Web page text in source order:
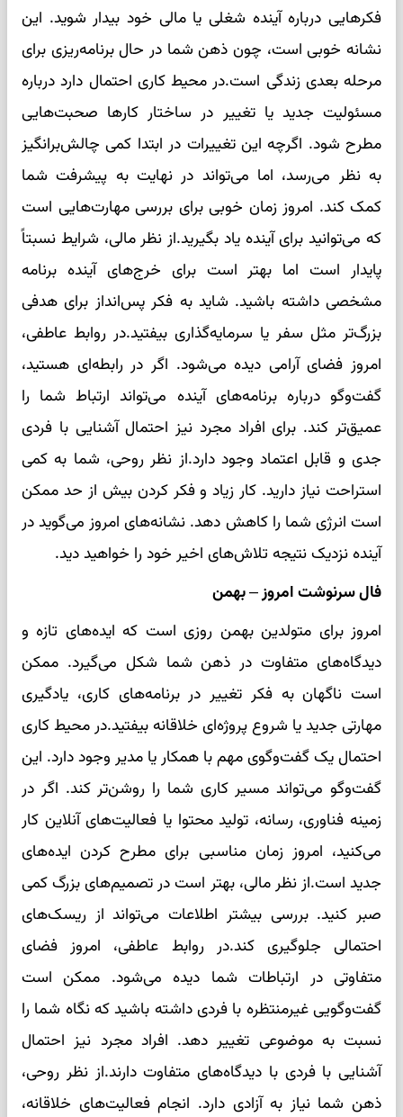
فکرهایی درباره آینده شغلی یا مالی خود بیدار شوید. این
نشانه خوبی است، چون ذهن شما در حال برنامه‌ریزی برای
مرحله بعدی زندگی است.در محیط کاری احتمال دارد درباره
مسئولیت جدید یا تغییر در ساختار کارها صحبت‌هایی
مطرح شود. اگرچه این تغییرات در ابتدا کمی چالش‌برانگیز
به نظر می‌رسد، اما می‌تواند در نهایت به پیشرفت شما
کمک کند. امروز زمان خوبی برای بررسی مهارت‌هایی است
که می‌توانید برای آینده یاد بگیرید.از نظر مالی، شرایط نسبتاً
پایدار است اما بهتر است برای خرج‌های آینده برنامه
مشخصی داشته باشید. شاید به فکر پس‌انداز برای هدفی
بزرگ‌تر مثل سفر یا سرمایه‌گذاری بیفتید.در روابط عاطفی،
امروز فضای آرامی دیده می‌شود. اگر در رابطه‌ای هستید،
گفت‌وگو درباره برنامه‌های آینده می‌تواند ارتباط شما را
عمیق‌تر کند. برای افراد مجرد نیز احتمال آشنایی با فردی
جدی و قابل اعتماد وجود دارد.از نظر روحی، شما به کمی
استراحت نیاز دارید. کار زیاد و فکر کردن بیش از حد ممکن
است انرژی شما را کاهش دهد. نشانه‌های امروز می‌گوید در
آینده نزدیک نتیجه تلاش‌های اخیر خود را خواهید دید.
فال سرنوشت امروز – بهمن
امروز برای متولدین بهمن روزی است که ایده‌های تازه و
دیدگاه‌های متفاوت در ذهن شما شکل می‌گیرد. ممکن
است ناگهان به فکر تغییر در برنامه‌های کاری، یادگیری
مهارتی جدید یا شروع پروژه‌ای خلاقانه بیفتید.در محیط کاری
احتمال یک گفت‌وگوی مهم با همکار یا مدیر وجود دارد. این
گفت‌وگو می‌تواند مسیر کاری شما را روشن‌تر کند. اگر در
زمینه فناوری، رسانه، تولید محتوا یا فعالیت‌های آنلاین کار
می‌کنید، امروز زمان مناسبی برای مطرح کردن ایده‌های
جدید است.از نظر مالی، بهتر است در تصمیم‌های بزرگ کمی
صبر کنید. بررسی بیشتر اطلاعات می‌تواند از ریسک‌های
احتمالی جلوگیری کند.در روابط عاطفی، امروز فضای
متفاوتی در ارتباطات شما دیده می‌شود. ممکن است
گفت‌وگویی غیرمنتظره با فردی داشته باشید که نگاه شما را
نسبت به موضوعی تغییر دهد. افراد مجرد نیز احتمال
آشنایی با فردی با دیدگاه‌های متفاوت دارند.از نظر روحی،
ذهن شما نیاز به آزادی دارد. انجام فعالیت‌های خلاقانه،